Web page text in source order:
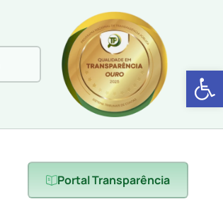
Abrir
Portal Transparência